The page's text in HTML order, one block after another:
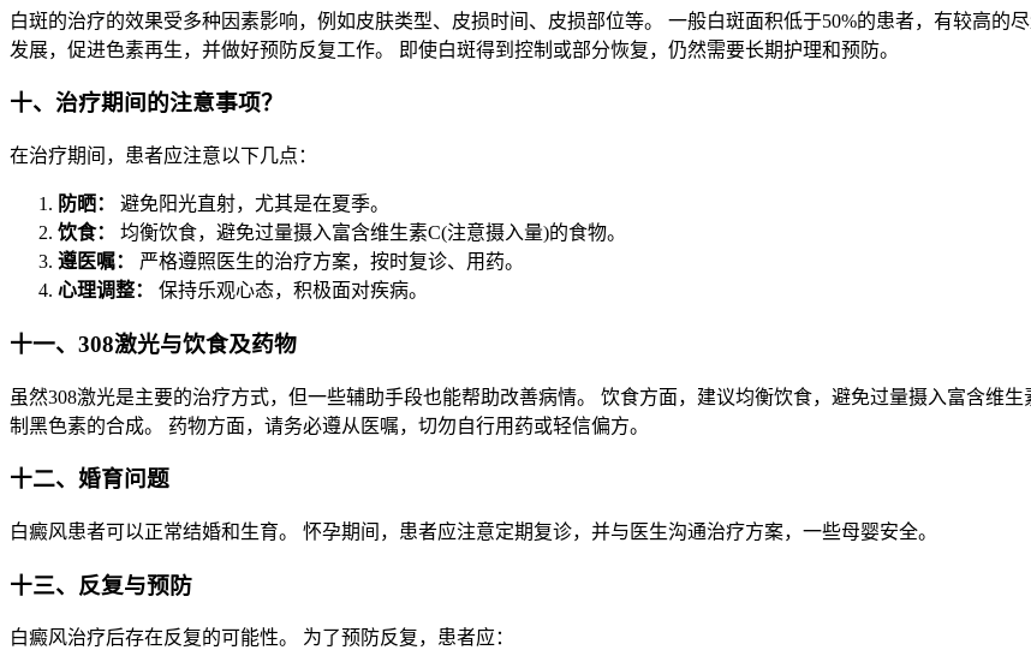
白斑的治疗的效果受多种因素影响，例如皮肤类型、皮损时间、皮损部位等。 一般白斑面积低于50%的患者，有较高的
发展，促进色素再生，并做好预防反复工作。 即使白斑得到控制或部分恢复，仍然需要长期护理和预防。
十、治疗期间的注意事项？
在治疗期间，患者应注意以下几点：
防晒：
避免阳光直射，尤其是在夏季。
饮食：
均衡饮食，避免过量摄入富含维生素C(注意摄入量)的食物。
遵医嘱：
严格遵照医生的治疗方案，按时复诊、用药。
心理调整：
保持乐观心态，积极面对疾病。
十一、308激光与饮食及药物
虽然308激光是主要的治疗方式，但一些辅助手段也能帮助改善病情。 饮食方面，建议均衡饮食，避免过量摄入富含维
制黑色素的合成。 药物方面，请务必遵从医嘱，切勿自行用药或轻信偏方。
十二、婚育问题
白癜风患者可以正常结婚和生育。 怀孕期间，患者应注意定期复诊，并与医生沟通治疗方案，一些母婴安全。
十三、反复与预防
白癜风治疗后存在反复的可能性。 为了预防反复，患者应：